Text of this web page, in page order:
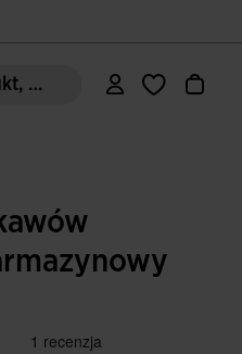
Szukaj (produkt, styl, obszar, ect.)